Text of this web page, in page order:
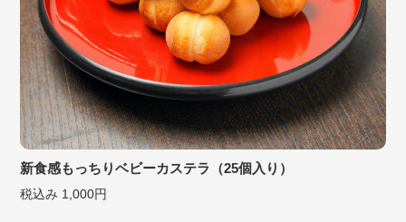
新食感もっちりベビーカステラ（25個入り）
税込み 1,000円